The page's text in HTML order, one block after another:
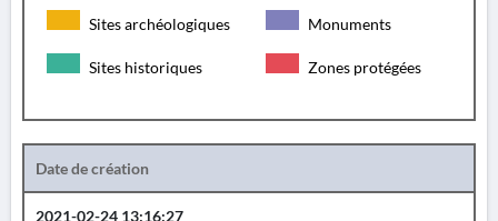
Sites archéologiques Monuments
Sites historiques Zones protégées
Date de création
2021-02-24 13:16:27